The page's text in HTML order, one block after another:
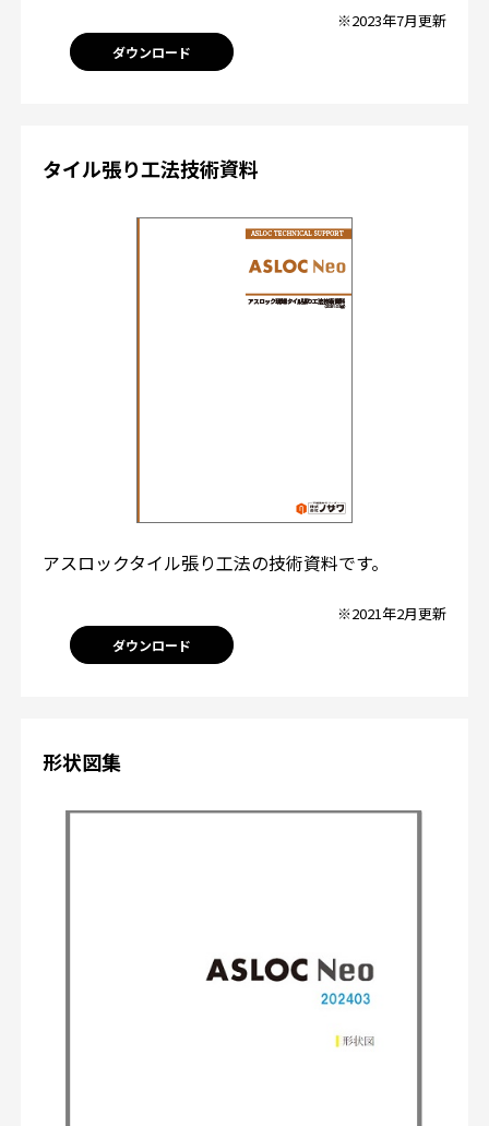
※2023年7月更新
ダウンロード
タイル張り工法技術資料
アスロックタイル張り工法の技術資料です。
※2021年2月更新
ダウンロード
形状図集